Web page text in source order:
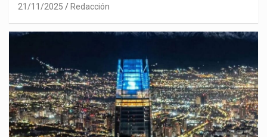
21/11/2025 Redacción